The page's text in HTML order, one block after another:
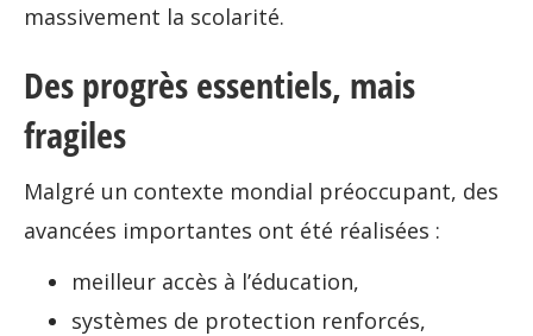
massivement la scolarité.
Des progrès essentiels, mais
fragiles
Malgré un contexte mondial préoccupant, des
avancées importantes ont été réalisées :
meilleur accès à l’éducation,
systèmes de protection renforcés,